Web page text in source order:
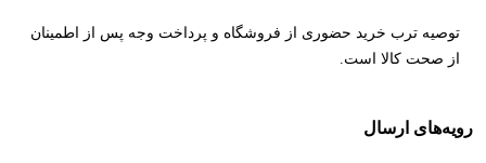
توصیه ترب خرید حضوری از فروشگاه و پرداخت وجه پس از اطمینان
از صحت کالا است.
رویه‌های ارسال